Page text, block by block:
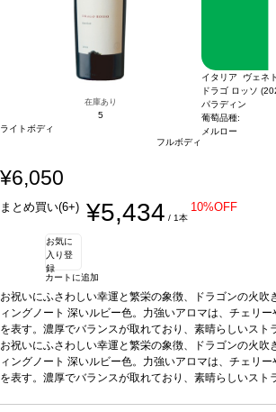
在庫あり
5
ライトボディ
フルボディ
イタリア ヴェネト
ドラゴ ロッソ
パラディン
葡萄品種:
メルロー
¥6,050
まとめ買い(6+) ¥5,434 / 1本
10%OFF
お気に
入り登
録
カートに追加
お祝いにふさわしい幸運と繁栄の象徴、ドラゴンの火吹
ィングノート 深いルビー色。力強いアロマは、チェリ
を表す。濃厚でバランスが取れており、素晴らしいスト
本。合う料理バーベキュー、ジビエ、スパイシーなチ
葡萄品種メルロー 100%認証SQNPI／Equalitas／IFS
ィンテージが在庫切れの場合、在庫があり価格が同様の
お祝いにふさわしい幸運と繁栄の象徴、ドラゴンの火吹
ィングノート 深いルビー色。力強いアロマは、チェリ
を表す。濃厚でバランスが取れており、素晴らしいスト